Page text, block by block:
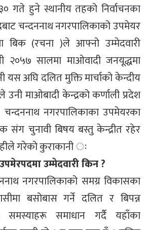
गते हुने स्थानीय तहको निर्वाचनका
चन्दननाथ नगरपालिकाको उपमेयर
बिक (रचना )ले आफ्नो उम्मेदवारी
२०५७ सालमा माओवादी जनयूद्धमा
यस अघि दलित मुक्ति मार्चाको केन्दीय
माओबादी केन्द्रको कर्णाली प्रदेश
नगरपालिकाका उपमेयरका
संग चुनावी बिषय बस्तु केन्द्रीत रहेर
गरेको कुराकानी ः
उम्मेदवारी किन ?
नगरपालिकाको समग्र विकासका
बसोबास गर्ने दलित र बिपन्न
समस्याहरू समाधान गर्दै यहाँका